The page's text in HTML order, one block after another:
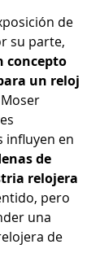
de
su parte,
concepto
un reloj
influyen en
de
relojera
pero
una
de